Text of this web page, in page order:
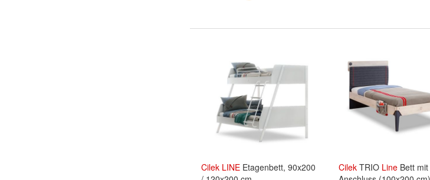
Cilek LINE Etagenbett, 90x200
Cilek TRIO Line Bett